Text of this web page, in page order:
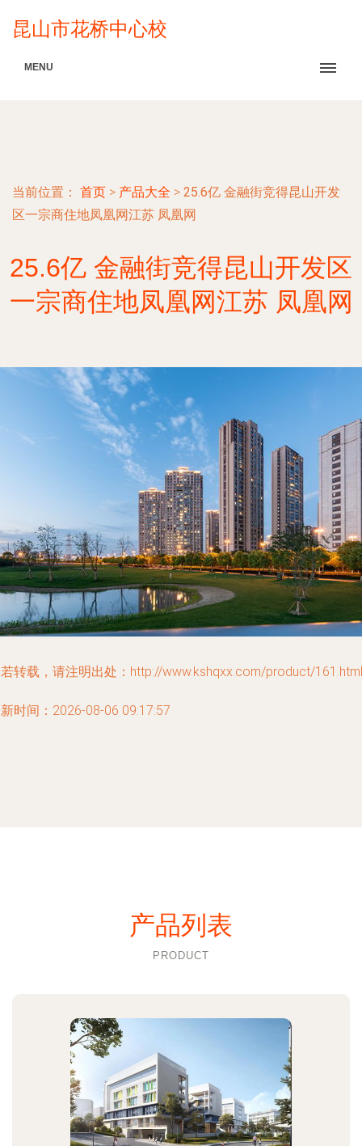
昆山市花桥中心校
MENU
当前位置： 首页 > 产品大全 > 25.6亿 金融街竞得昆山开发
区一宗商住地凤凰网江苏 凤凰网
25.6亿 金融街竞得昆山开发区
一宗商住地凤凰网江苏 凤凰网
转载，请注明出处：http://www.kshqxx.com/product/161.html
时间：2026-08-06 09:17:57
产品列表
PRODUCT